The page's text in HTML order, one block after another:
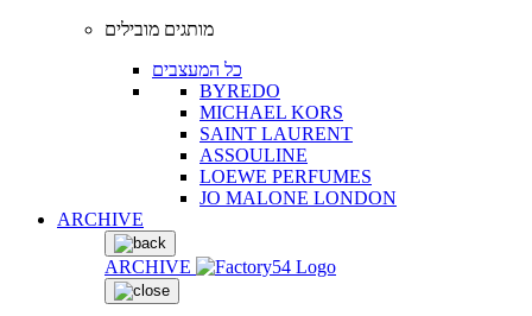
מותגים מובילים
כל המעצבים
BYREDO
MICHAEL KORS
SAINT LAURENT
ASSOULINE
LOEWE PERFUMES
JO MALONE LONDON
ARCHIVE
ARCHIVE